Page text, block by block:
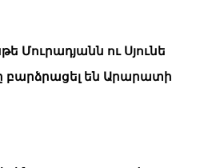
Մուրադյանն ու Սյունե
բարձրացել են Արարատի